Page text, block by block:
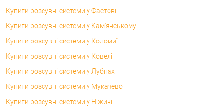
Купити розсувні системи у Фастові
Купити розсувні системи у Кам'янському
Купити розсувні системи у Коломиї
Купити розсувні системи у Ковелі
Купити розсувні системи у Лубнах
Купити розсувні системи у Мукачево
Купити розсувні системи у Ніжині